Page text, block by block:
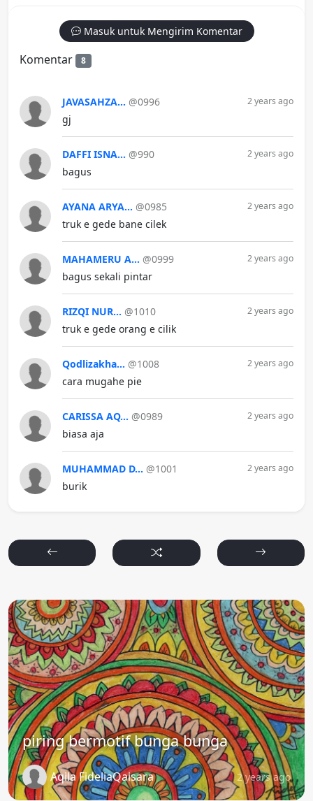
Masuk untuk Mengirim Komentar
Komentar 8
JAVASAHZA... @0996 2 years ago
gj
DAFFI ISNA... @990 2 years ago
bagus
AYANA ARYA... @0985 2 years ago
truk e gede bane cilek
MAHAMERU A... @0999 2 years ago
bagus sekali pintar
RIZQI NUR... @1010 2 years ago
truk e gede orang e cilik
Qodlizakha... @1008 2 years ago
cara mugahe pie
CARISSA AQ... @0989 2 years ago
biasa aja
MUHAMMAD D... @1001 2 years ago
burik
piring bermotif bunga bunga
Aqila FideliaQaisara 2 years ago